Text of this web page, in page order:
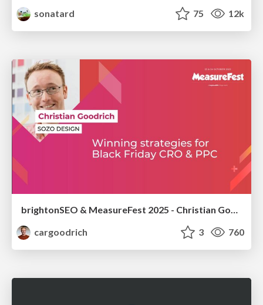
sonatard 75 12k
brightonSEO & MeasureFest 2025 - Christian Goodrich - Winning strategies for Black Friday CRO & PPC
cargoodrich
3 760